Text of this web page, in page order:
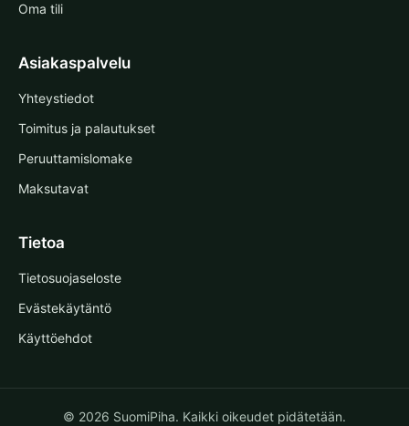
Oma tili
Asiakaspalvelu
Yhteystiedot
Toimitus ja palautukset
Peruuttamislomake
Maksutavat
Tietoa
Tietosuojaseloste
Evästekäytäntö
Käyttöehdot
© 2026 SuomiPiha. Kaikki oikeudet pidätetään.